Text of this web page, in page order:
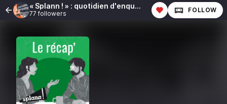
« Splann ! » : quotidien d'enquête
77 followers FOLLOW